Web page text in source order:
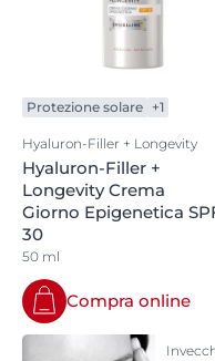
Protezione solare +1
Hyaluron-Filler + Longevity
Hyaluron-Filler +
Longevity Crema
Giorno Epigenetica
30
50 ml
Compra online